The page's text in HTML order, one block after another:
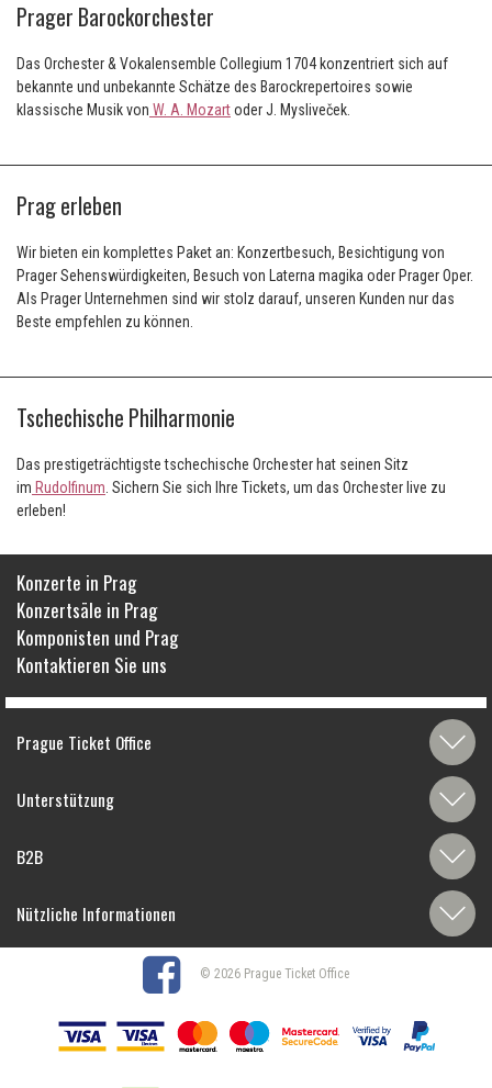
Prager Barockorchester
Das Orchester & Vokalensemble Collegium 1704 konzentriert sich auf
bekannte und unbekannte Schätze des Barockrepertoires sowie
klassische Musik von W. A. Mozartoder J. Mysliveček.
Prag erleben
Wir bieten ein komplettes Paket an: Konzertbesuch, Besichtigung von
Prager Sehenswürdigkeiten, Besuch von Laterna magika oder Prager Oper.
Als Prager Unternehmen sind wir stolz darauf, unseren Kunden nur das
Beste empfehlen zu können.
Tschechische Philharmonie
Das prestigeträchtigste tschechische Orchester hat seinen Sitz
im Rudolfinum. Sichern Sie sich Ihre Tickets, um das Orchester live zu
erleben!
Konzerte in Prag
Konzertsäle in Prag
Komponisten und Prag
Kontaktieren Sie uns
Prague Ticket Office
Unterstützung
B2B
Nützliche Informationen
© 2026 Prague Ticket Office